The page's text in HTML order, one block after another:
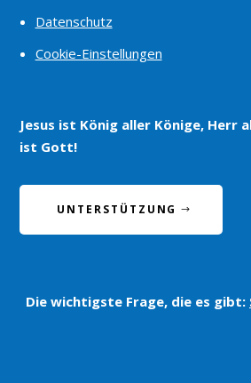
Datenschutz
Cookie-Einstellungen
Jesus ist König aller Könige, Herr
ist Gott!
UNTERSTÜTZUNG
Die wichtigste Frage, die es gibt: